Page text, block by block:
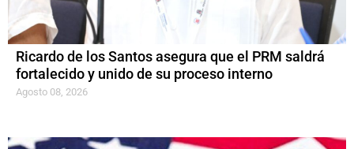
Ricardo de los Santos asegura que el PRM saldrá
fortalecido y unido de su proceso interno
Agosto 08, 2026